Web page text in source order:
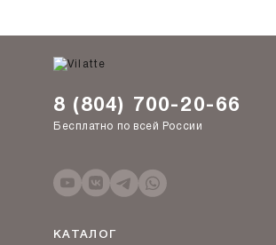
8 (804) 700-20-66
Бесплатно по всей России
КАТАЛОГ